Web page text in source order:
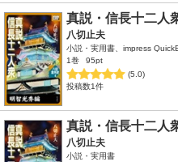
真説・信長十二人
八切止夫
小説・実用書、impress
1巻
95pt
(5.0)
投稿数1件
真説・信長十二人
八切止夫
小説・実用書